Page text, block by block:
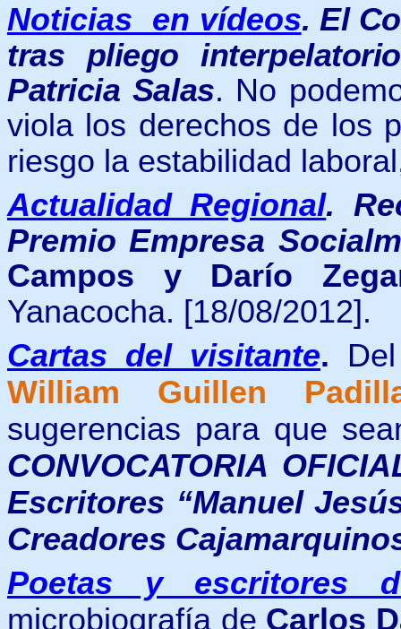
Noticias en vídeos. El
tras pliego
Patricia Salas. No
viola los derechos de los
riesgo la estabilidad
Actualidad Regional.
Premio Empresa
Campos y Darío
Yanacocha. [18/08/2012].
Cartas del visitante.
William Guillen
sugerencias para que
CONVOCATORIA
Escritores “Manuel
Creadores
Poetas y escritores
microbiografía de Carlos